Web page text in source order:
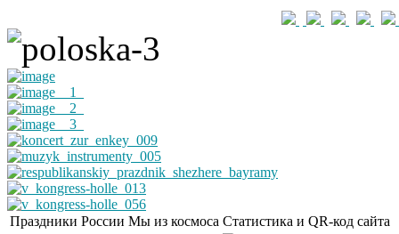
Праздники России Мы из космоса Статистика и QR-код сайта